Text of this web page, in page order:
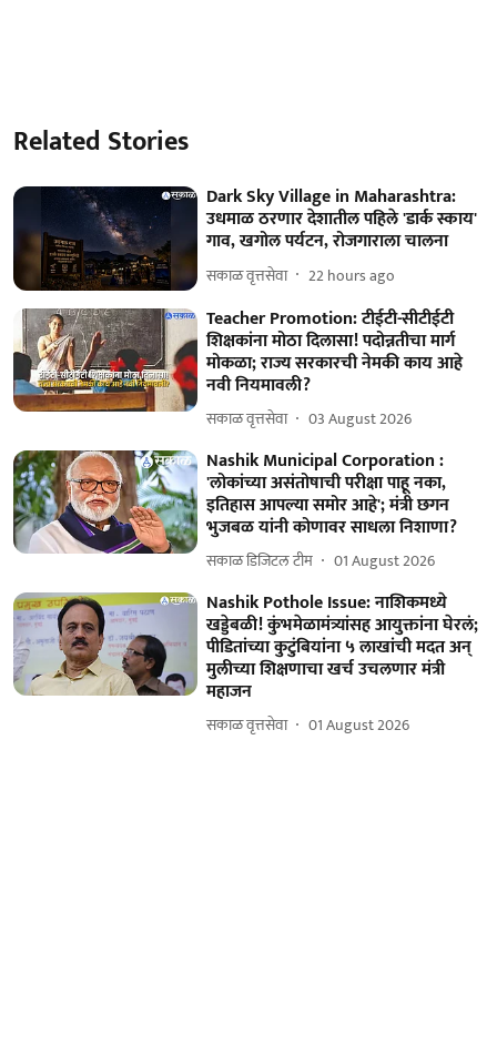
Related Stories
Dark Sky Village in Maharashtra:
उधमाळ ठरणार देशातील पहिले 'डार्क स्काय'
गाव, खगोल पर्यटन, रोजगाराला चालना
सकाळ वृत्तसेवा 22 hours ago
Teacher Promotion: टीईटी-सीटीईटी
शिक्षकांना मोठा दिलासा! पदोन्नतीचा मार्ग
मोकळा; राज्य सरकारची नेमकी काय आहे
नवी नियमावली?
सकाळ वृत्तसेवा 03 August 2026
Nashik Municipal Corporation :
'लोकांच्या असंतोषाची परीक्षा पाहू नका,
इतिहास आपल्या समोर आहे'; मंत्री छगन
भुजबळ यांनी कोणावर साधला निशाणा?
सकाळ डिजिटल टीम 01 August 2026
Nashik Pothole Issue: नाशिकमध्ये
खड्डेबळी! कुंभमेळामंत्र्यांसह आयुक्तांना घेरलं;
पीडितांच्या कुटुंबियांना ५ लाखांची मदत अन्
मुलीच्या शिक्षणाचा खर्च उचलणार मंत्री
महाजन
सकाळ वृत्तसेवा 01 August 2026